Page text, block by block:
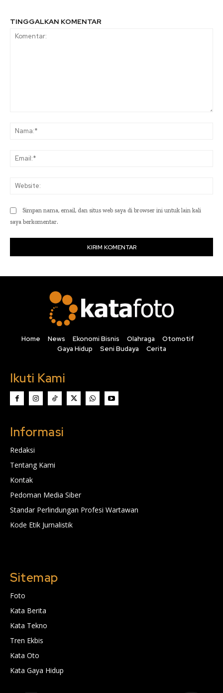
TINGGALKAN KOMENTAR
Simpan nama, email, dan situs web saya di browser ini untuk lain kali
saya berkomentar.
Home News Ekonomi Bisnis Olahraga
Otomotif
Gaya Hidup
Seni Budaya Cerita
Ikuti Kami
Informasi
Redaksi
Tentang Kami
Kontak
Pedoman Media Siber
Standar Perlindungan Profesi Wartawan
Kode Etik Jurnalistik
Sitemap
Foto
Kata Berita
Kata Tekno
Tren Ekbis
Kata Oto
Kata Gaya Hidup